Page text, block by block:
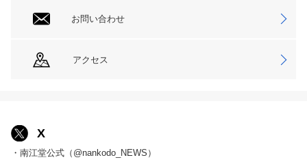
お問い合わせ
アクセス
X
・南江堂公式（@nankodo_NEWS）